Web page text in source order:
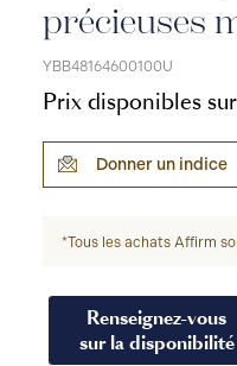
précieuses
YBB48164600100U
Prix disponibles
Donner un indice
*Tous les achats Affirm
Renseignez-vous
sur la disponibilité